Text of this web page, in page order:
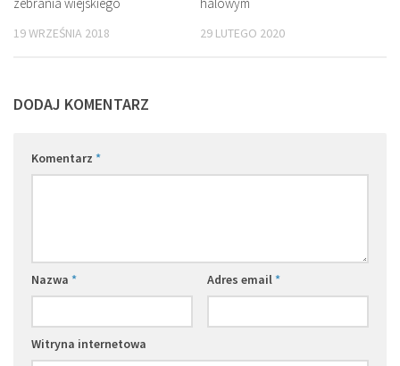
19 WRZEŚNIA 2018 29 LUTEGO 2020
DODAJ KOMENTARZ
Komentarz *
Nazwa * Adres email*
Witryna internetowa